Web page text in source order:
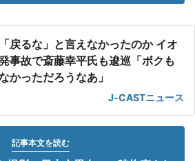
戻るな」と言えなかったのか イオ
事故で斎藤幸平氏も逡巡「ボクも
かっただろうなあ」
J-CASTニュース
記事本文を読む